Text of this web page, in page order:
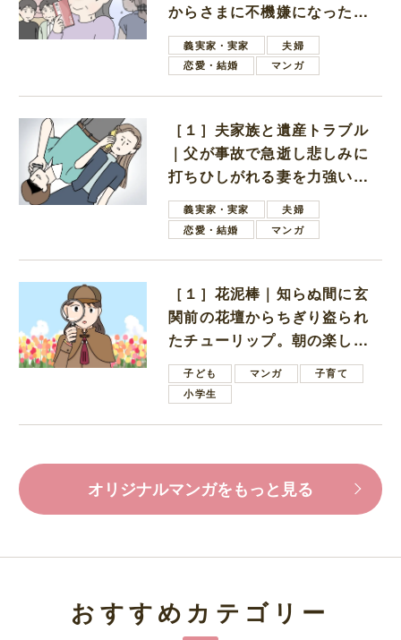
からさまに不機嫌になった義
母義実家・実家
夫婦
恋愛・結婚
マンガ
［１］夫家族と遺産トラブル
｜父が事故で急逝し悲しみに
打ちひしがれる妻を力強い言
葉で励ます夫
義実家・実家
夫婦
恋愛・結婚
マンガ
［１］花泥棒｜知らぬ間に玄
関前の花壇からちぎり盗られ
たチューリップ。朝の楽しみ
を奪われたショックは大きい
子ども マンガ
子育て
小学生
オリジナルマンガをもっと見る
おすすめカテゴリー